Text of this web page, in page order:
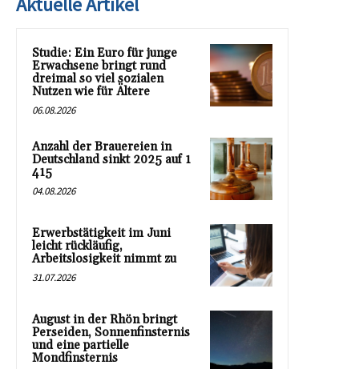
Studie: Ein Euro für junge
Erwachsene bringt rund
dreimal so viel sozialen
Nutzen wie für Ältere
06.08.2026
Anzahl der Brauereien in
Deutschland sinkt 2025 auf 1
415
04.08.2026
Erwerbstätigkeit im Juni
leicht rückläufig,
Arbeitslosigkeit nimmt zu
31.07.2026
August in der Rhön bringt
Perseiden, Sonnenfinsternis
und eine partielle
Mondfinsternis